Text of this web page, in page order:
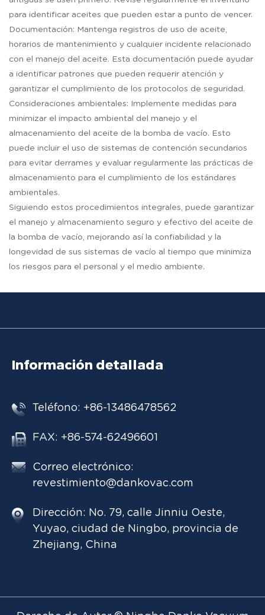
para identificar aceites que pueden estar a punto de vencer.
Documentación: Mantenga registros de uso de aceite,
horarios de mantenimiento y cualquier incidente relacionado
con el manejo del aceite. Esta documentación puede ayudar
a identificar patrones que pueden requerir atención y
garantizar el cumplimiento de los protocolos de seguridad.
Consideraciones ambientales: Implemente medidas para
minimizar el impacto ambiental del manejo y el
almacenamiento del aceite de la bomba de vacío. Esto
puede incluir el uso de sistemas de contención secundarios
para evitar derrames y evaluar regularmente las prácticas de
almacenamiento para el cumplimiento de los estándares
ambientales.
Siguiendo estos procedimientos integrales, puede garantizar
el manejo y almacenamiento seguro y efectivo del aceite de
la bomba de vacío, mejorando así la confiabilidad y la
longevidad de sus sistemas de vacío al tiempo que minimiza
los riesgos para el personal y el medio ambiente.
Información detallada
Teléfono: +86-13486478562
FAX: +86-574-62496601
Correo electrónico:
revestimiento@dankovac.com
Dirección: No. 79, calle Jinniu Oeste,
Yuyao, ciudad de Ningbo, provincia de
Zhejiang, China